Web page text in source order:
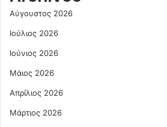
Αύγουστος 2026
Ιούλιος 2026
Ιούνιος 2026
Μάιος 2026
Απρίλιος 2026
Μάρτιος 2026